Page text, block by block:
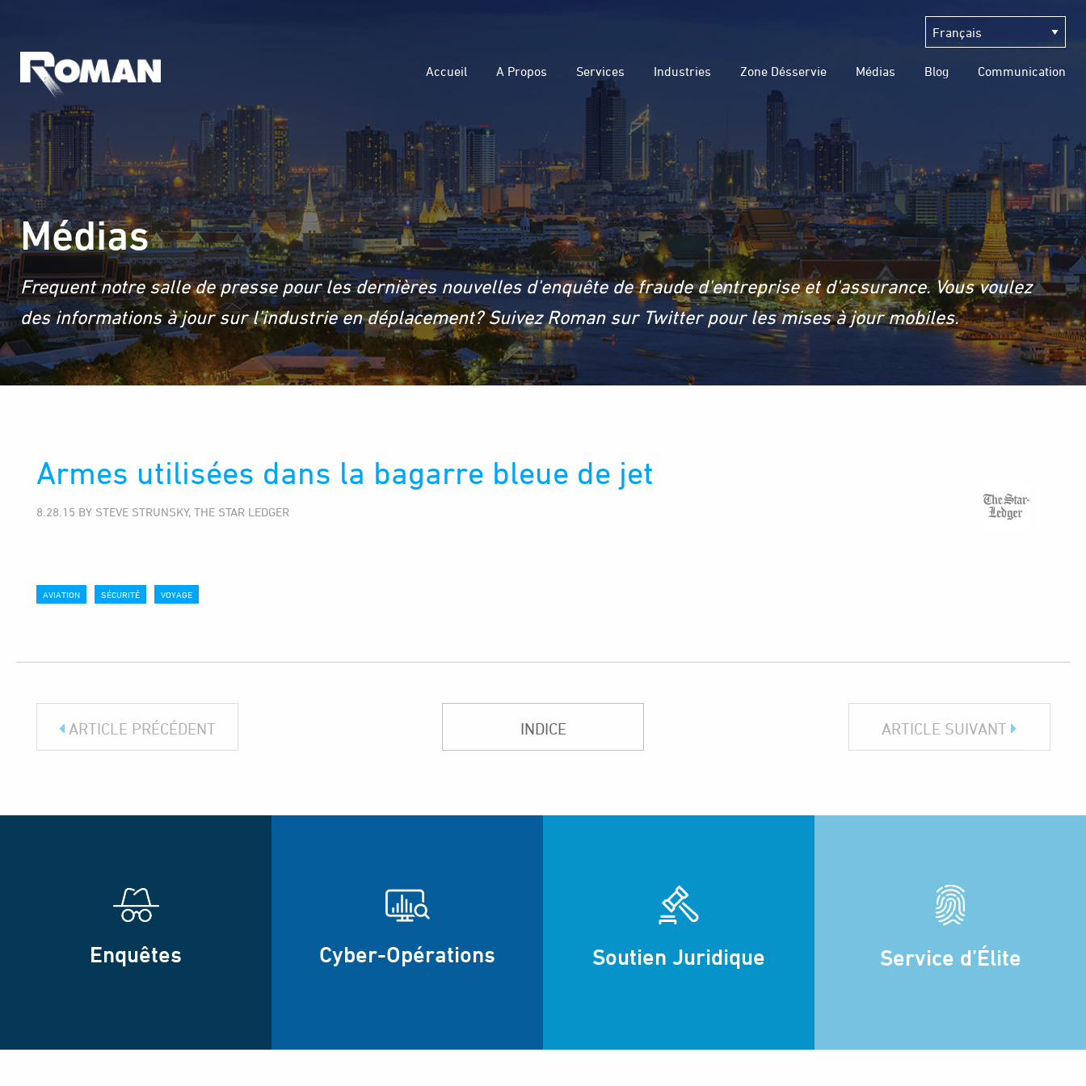
Accueil A Propos Services Industries Zone Désservie Médias Blog Communication
Médias
Frequent notre salle de presse pour les dernières nouvelles d'enquête de fraude d'entreprise et d'assurance. Vous voulez
des informations à jour sur l'industrie en déplacement? Suivez Roman sur Twitter pour les mises à jour mobiles.
Armes utilisées dans la bagarre bleue de jet
8.28.15 BY STEVE STRUNSKY, THE STAR LEDGER
AVIATION SÉCURITÉ VOYAGE
ARTICLE PRÉCÉDENT INDICE ARTICLE SUIVANT
Enquêtes Cyber-Opérations Soutien Juridique Service d’Élite